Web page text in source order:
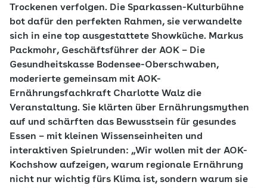
Trockenen verfolgen. Die Sparkassen-Kulturbühne
bot dafür den perfekten Rahmen, sie verwandelte
sich in eine top ausgestattete Showküche. Markus
Packmohr, Geschäftsführer der AOK – Die
Gesundheitskasse Bodensee-Oberschwaben,
moderierte gemeinsam mit AOK-
Ernährungsfachkraft Charlotte Walz die
Veranstaltung. Sie klärten über Ernährungsmythen
auf und schärften das Bewusstsein für gesundes
Essen – mit kleinen Wissenseinheiten und
interaktiven Spielrunden: „Wir wollen mit der AOK-
Kochshow aufzeigen, warum regionale Ernährung
nicht nur wichtig fürs Klima ist, sondern warum sie